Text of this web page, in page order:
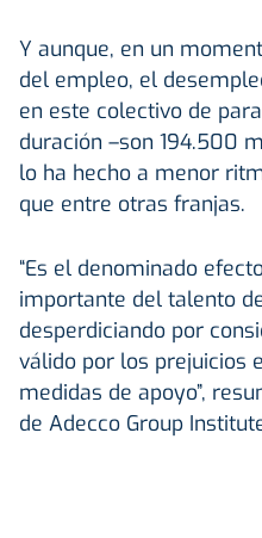
Y aunque, en un
del empleo, el
en este colectivo de
duración –son 194.500
lo ha hecho a menor
que entre otras franjas.
“Es el denominado
importante del talento
desperdiciando por
válido por los prejuicios
medidas de apoyo”,
de Adecco Group